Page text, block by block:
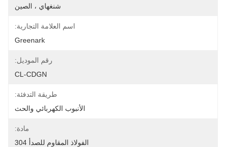
شنغهاي ، الصين
اسم العلامة التجارية:
Greenark
رقم الموديل:
CL-CDGN
طريقة التدفئة:
الأنبوب الكهربائي والحث
مادة:
الفولاذ المقاوم للصدأ 304